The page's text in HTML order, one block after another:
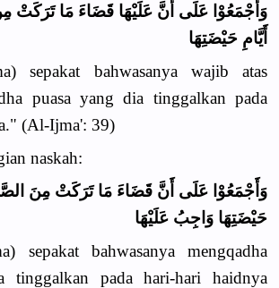
وَأَجْمَعُوْا عَلَى أَنَّ عَلَيْهَا قَضَاءَ مَا تَرَكَتْ
أَيَّامِ حَيْضَتِهَا
sepakat bahwasanya wajib atas
puasa yang dia tinggalkan pada
(Al-Ijma': 39)
naskah:
وَأَجْمَعُوْا عَلَى أَنَّ قَضَاءَ مَا تَرَكَتْ مِنَ
حَيْضَتِهَا وَاجِبُ عَلَيْهَا
sepakat bahwasanya mengqadha
tinggalkan pada hari-hari haidnya